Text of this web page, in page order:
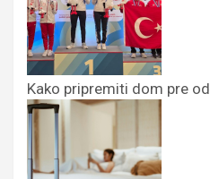
Kako pripremiti dom pre